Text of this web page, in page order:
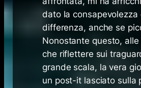
dato la consapevolezza
differenza, anche se
Nonostante questo,
che riflettere sui
grande scala, la vera
un post-it lasciato sulla